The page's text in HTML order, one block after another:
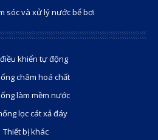
sóc và xử lý nước bể bơi
khiển tự động
châm hoá chất
làm mềm nước
lọc cát xả đáy
Thiết bị khác